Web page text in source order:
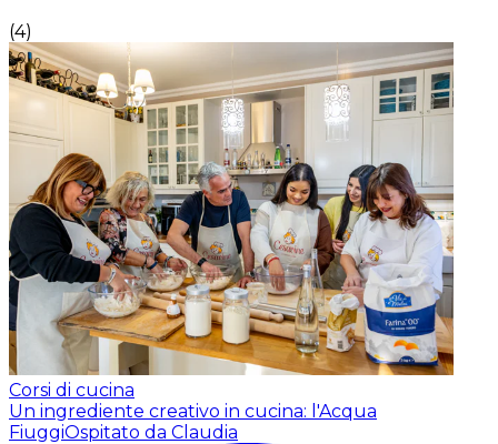
(4)
Corsi di cucina
Un ingrediente creativo in cucina: l'Acqua
FiuggiOspitato da Claudia